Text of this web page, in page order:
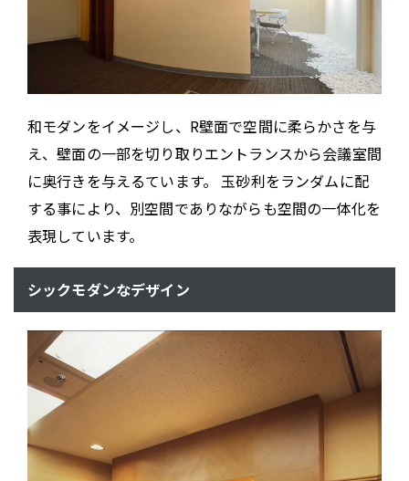
和モダンをイメージし、R壁面で空間に柔らかさを与
え、壁面の一部を切り取りエントランスから会議室間
に奥行きを与えるています。 玉砂利をランダムに配
する事により、別空間でありながらも空間の一体化を
表現しています。
シックモダンなデザイン